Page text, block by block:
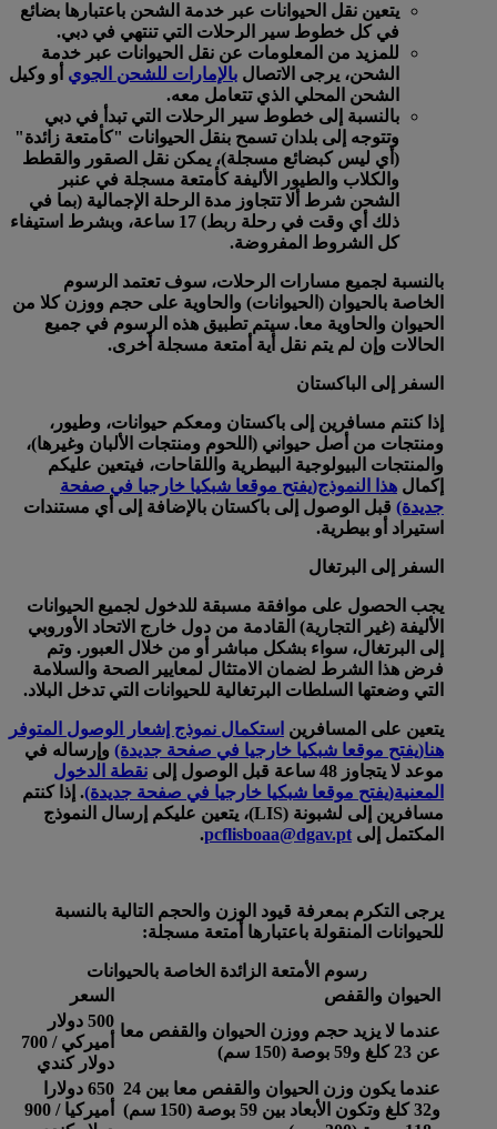
يتعين نقل الحيوانات عبر خدمة الشحن باعتبارها بضائع
في كل خطوط سير الرحلات التي تنتهي في دبي.
للمزيد من المعلومات عن نقل الحيوانات عبر خدمة
الشحن، يرجى الاتصال بالإمارات للشحن الجوي أو وكيل
الشحن المحلي الذي تتعامل معه.
بالنسبة إلى خطوط سير الرحلات التي تبدأ في دبي
وتتوجه إلى بلدان تسمح بنقل الحيوانات "كأمتعة زائدة"
(أي ليس كبضائع مسجلة)، يمكن نقل الصقور والقطط
والكلاب والطيور الأليفة كأمتعة مسجلة في عنبر
الشحن شرط ألا تتجاوز مدة الرحلة الإجمالية (بما في
ذلك أي وقت في رحلة ربط) 17 ساعة، وبشرط استيفاء
كل الشروط المفروضة.
بالنسبة لجميع مسارات الرحلات، سوف تعتمد الرسوم
الخاصة بالحيوان (الحيوانات) والحاوية على حجم ووزن كلا من
الحيوان والحاوية معا. سيتم تطبيق هذه الرسوم في جميع
الحالات وإن لم يتم نقل أية أمتعة مسجلة أخرى.
السفر إلى الباكستان
إذا كنتم مسافرين إلى باكستان ومعكم حيوانات، وطيور،
ومنتجات من أصل حيواني (اللحوم ومنتجات الألبان وغيرها)،
والمنتجات البيولوجية البيطرية واللقاحات، فيتعين عليكم
إكمال هذا النموذج(يفتح موقعا شبكيا خارجيا في صفحة
جديدة) قبل الوصول إلى باكستان بالإضافة إلى أي مستندات
استيراد أو بيطرية.
السفر إلى البرتغال
يجب الحصول على موافقة مسبقة للدخول لجميع الحيوانات
الأليفة (غير التجارية) القادمة من دول خارج الاتحاد الأوروبي
إلى البرتغال، سواء بشكل مباشر أو من خلال العبور. وتم
فرض هذا الشرط لضمان الامتثال لمعايير الصحة والسلامة
التي وضعتها السلطات البرتغالية للحيوانات التي تدخل البلاد.
يتعين على المسافرين استكمال نموذج إشعار الوصول المتوفر
هنا(يفتح موقعا شبكيا خارجيا في صفحة جديدة) وإرساله في
موعد لا يتجاوز 48 ساعة قبل الوصول إلى
نقطة الدخول
المعنية(يفتح موقعا شبكيا خارجيا في صفحة جديدة). إذا كنتم
مسافرين إلى لشبونة (LIS)، يتعين عليكم إرسال النموذج
المكتمل إلى pcflisboaa@dgav.pt
.
يرجى التكرم بمعرفة قيود الوزن والحجم التالية بالنسبة
للحيوانات المنقولة باعتبارها أمتعة مسجلة:
رسوم الأمتعة الزائدة الخاصة بالحيوانات
الحيوان والقفص
السعر
عندما لا يزيد حجم ووزن الحيوان والقفص معا
عن 23 كلغ و59 بوصة (150 سم)
500 دولار
أميركي / 700
دولار كندي
عندما يكون وزن الحيوان والقفص معا بين 24
و32 كلغ وتكون الأبعاد بين 59 بوصة (150 سم)
650 دولارا
أميركيا / 900